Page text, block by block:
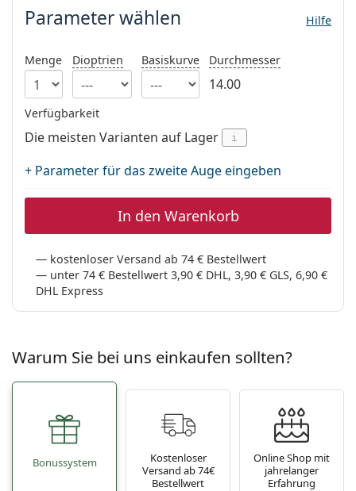
Persol
Alle Marken
Parameter wählen Hilfe
Menge Dioptrien Basiskurve Durchmesser
14.00
Verfügbarkeit
Die meisten Varianten auf Lager i
+ Parameter für das zweite Auge eingeben
In den Warenkorb
kostenloser Versand ab 74 € Bestellwert
unter 74 € Bestellwert 3,90 € DHL, 3,90 € GLS, 6,90 €
DHL Express
Warum Sie bei uns einkaufen sollten?
Bonussystem
Kostenloser
Versand ab 74€
Bestellwert
Online Shop mit
jahrelanger
Erfahrung